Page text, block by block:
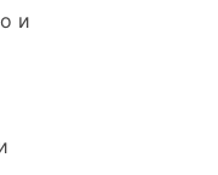
и